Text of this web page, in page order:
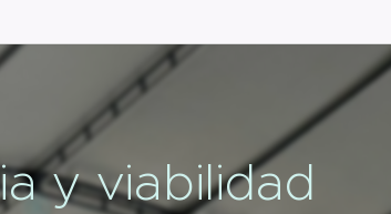
y viabilidad